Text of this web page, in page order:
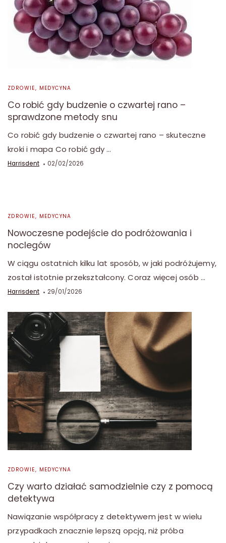
ZDROWIE, MEDYCYNA
Co robić gdy budzenie o czwartej rano –
sprawdzone metody snu
Co robić gdy budzenie o czwartej rano – skuteczne
kroki i mapa Co robić gdy …
Harrisdent 02/02/2026
ZDROWIE, MEDYCYNA
Nowoczesne podejście do podróżowania i
noclegów
W ciągu ostatnich kilku lat sposób, w jaki podróżujemy,
został istotnie przekształcony. Coraz więcej osób …
Harrisdent 29/01/2026
ZDROWIE, MEDYCYNA
Czy warto działać samodzielnie czy z pomocą
detektywa
Nawiązanie współpracy z detektywem jest w wielu
przypadkach znacznie lepszą opcją, niż próba